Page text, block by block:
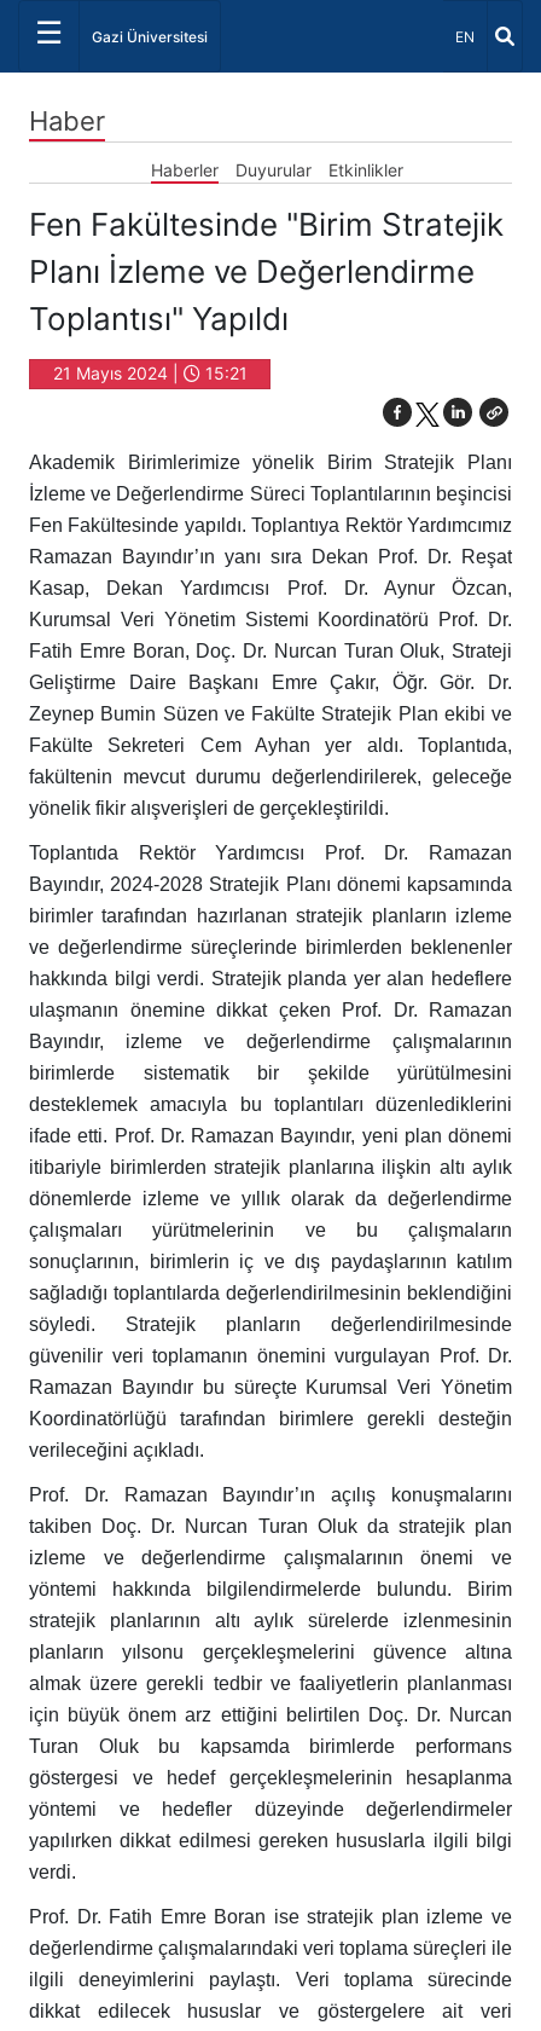
☰ Gazi Üniversitesi Dil Seçiniz
EN
Haber
Haberler Duyurular Etkinlikler
Fen Fakültesinde "Birim Stratejik
Planı İzleme ve Değerlendirme
Toplantısı" Yapıldı
21 Mayıs 2024 | 15:21
Akademik Birimlerimize yönelik Birim Stratejik Planı
İzleme ve Değerlendirme Süreci Toplantılarının beşincisi
Fen Fakültesinde yapıldı. Toplantıya Rektör Yardımcımız
Ramazan Bayındır’ın yanı sıra
Dekan Prof. Dr. Reşat
Kasap, Dekan Yardımcısı Prof. Dr. Aynur Özcan,
Kurumsal Veri Yönetim Sistemi Koordinatörü Prof. Dr.
Fatih Emre Boran, Doç. Dr. Nurcan Turan Oluk, Strateji
Geliştirme Daire Başkanı Emre Çakır, Öğr. Gör. Dr.
Zeynep Bumin Süzen ve Fakülte Stratejik Plan ekibi ve
Fakülte Sekreteri Cem Ayhan yer aldı. Toplantıda,
fakültenin mevcut durumu değerlendirilerek, geleceğe
yönelik fikir alışverişleri de gerçekleştirildi.
Toplantıda Rektör Yardımcısı Prof. Dr. Ramazan
Bayındır, 2024-2028 Stratejik Planı dönemi kapsamında
birimler tarafından hazırlanan stratejik planların izleme
ve değerlendirme süreçlerinde birimlerden beklenenler
hakkında bilgi verdi. Stratejik planda yer alan hedeflere
ulaşmanın önemine dikkat çeken Prof. Dr. Ramazan
Bayındır, izleme ve değerlendirme çalışmalarının
birimlerde sistematik bir şekilde yürütülmesini
desteklemek amacıyla bu toplantıları düzenlediklerini
ifade etti. Prof. Dr. Ramazan Bayındır, yeni plan dönemi
itibariyle birimlerden stratejik planlarına ilişkin altı aylık
dönemlerde izleme ve yıllık olarak da değerlendirme
çalışmaları yürütmelerinin ve bu çalışmaların
sonuçlarının, birimlerin iç ve dış paydaşlarının katılım
sağladığı toplantılarda değerlendirilmesinin beklendiğini
söyledi. Stratejik planların değerlendirilmesinde
güvenilir veri toplamanın önemini vurgulayan Prof. Dr.
Ramazan Bayındır bu süreçte Kurumsal Veri Yönetim
Koordinatörlüğü tarafından birimlere gerekli desteğin
verileceğini açıkladı.
Prof. Dr. Ramazan Bayındır’ın açılış konuşmalarını
takiben Doç. Dr. Nurcan Turan Oluk da stratejik plan
izleme ve değerlendirme çalışmalarının önemi ve
yöntemi hakkında bilgilendirmelerde bulundu. Birim
stratejik planlarının altı aylık sürelerde izlenmesinin
planların yılsonu gerçekleşmelerini güvence altına
almak üzere gerekli tedbir ve faaliyetlerin planlanması
için büyük önem arz ettiğini belirtilen Doç. Dr. Nurcan
Turan Oluk bu kapsamda birimlerde performans
göstergesi ve hedef gerçekleşmelerinin hesaplanma
yöntemi ve hedefler düzeyinde değerlendirmeler
yapılırken dikkat edilmesi gereken hususlarla ilgili bilgi
verdi.
Prof. Dr. Fatih Emre Boran ise stratejik plan izleme ve
değerlendirme çalışmalarındaki veri toplama süreçleri ile
ilgili deneyimlerini paylaştı. Veri toplama sürecinde
dikkat edilecek hususlar ve göstergelere ait veri